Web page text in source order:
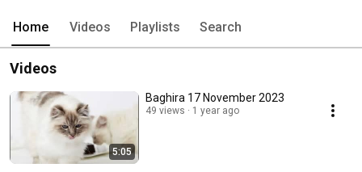
Home Videos Playlists Search
Videos
5:05
Baghira 17 November 2023
49 views 1 year ago